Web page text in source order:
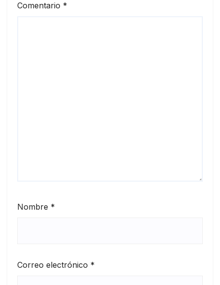
Comentario *
Nombre *
Correo electrónico *